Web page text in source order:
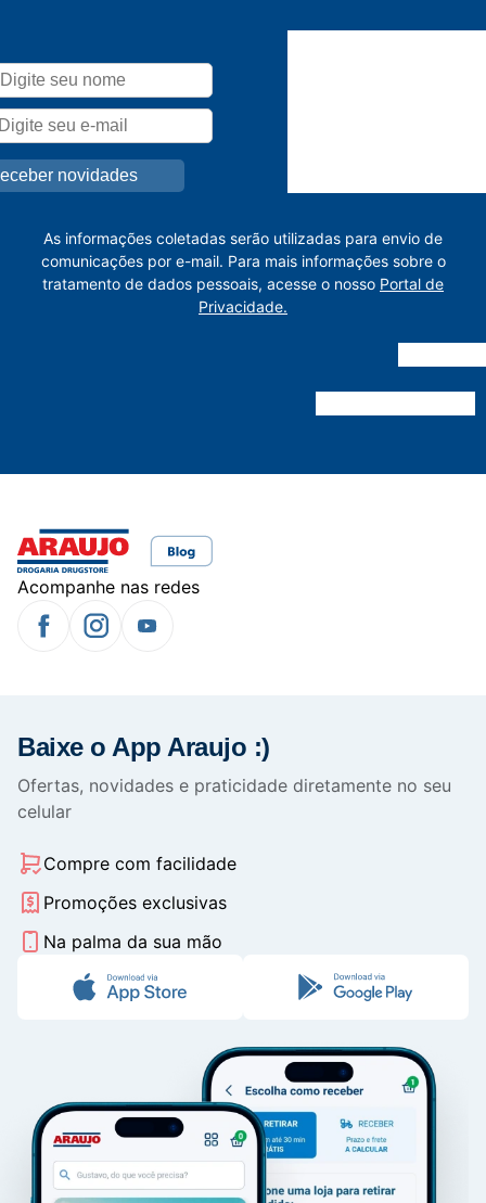
As informações coletadas serão utilizadas para envio de
comunicações por e-mail. Para mais informações sobre o
tratamento de dados pessoais, acesse o nosso Portal de
Privacidade.
Acompanhe nas redes
Baixe o App Araujo :)
Ofertas, novidades e praticidade diretamente no seu
celular
Compre com facilidade
Promoções exclusivas
Na palma da sua mão